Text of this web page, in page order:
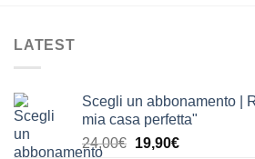
LATEST
Scegli un abbonamento |
mia casa perfetta"
24,00€ Il
19,90€Il